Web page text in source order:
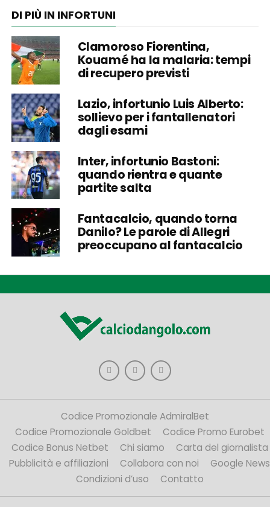
DI PIÙ IN INFORTUNI
Clamoroso Fiorentina,
Kouamé ha la malaria: tempi
di recupero previsti
Lazio, infortunio Luis Alberto:
sollievo per i fantallenatori
dagli esami
Inter, infortunio Bastoni:
quando rientra e quante
partite salta
Fantacalcio, quando torna
Danilo? Le parole di Allegri
preoccupano al fantacalcio
Codice Promozionale AdmiralBet
Codice Promozionale Goldbet
Codice Promo Eurobet
Codice Bonus Netbet
Chi siamo
Carta del giornalista
Pubblicità e affiliazioni
Collabora con noi
Google News
Condizioni d’uso
Contatto